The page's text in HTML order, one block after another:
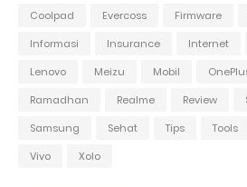
Coolpad
Evercoss Firmware
Informasi
Insurance Internet
Lenovo
Meizu Mobil
Ramadhan
Realme Review
Samsung
Sehat Tips Tools
Vivo
Xolo